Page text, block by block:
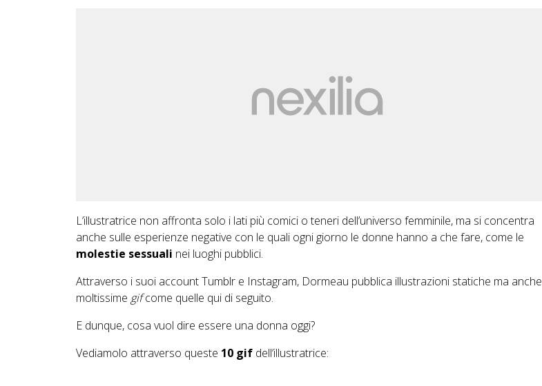
L’illustratrice non affronta solo i lati più comici o teneri dell’universo femminile, ma si concentra
anche sulle esperienze negative con le quali ogni giorno le donne hanno a che fare, come le
molestie sessuali nei luoghi pubblici.
Attraverso i suoi account Tumblr e Instagram, Dormeau pubblica illustrazioni statiche ma anche
moltissime gifcome quelle qui di seguito.
E dunque, cosa vuol dire essere una donna oggi?
Vediamolo attraverso queste 10 gifdell’illustratrice: